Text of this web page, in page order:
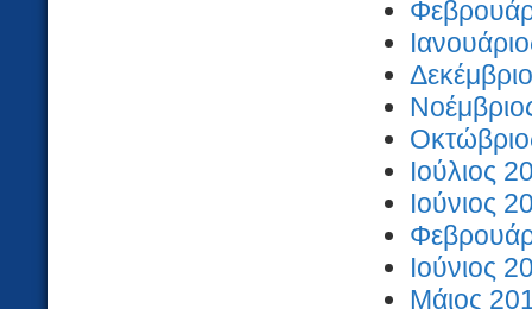
Ιούλιος
Ιούνιος
Ιούνιος
Μάιος